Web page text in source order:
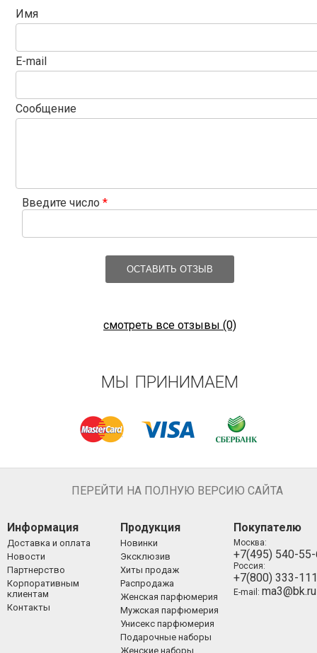
Имя
E-mail
Сообщение
ОСТАВИТЬ ОТЗЫВ
смотреть все отзывы (0)
МЫ ПРИНИМАЕМ
ПЕРЕЙТИ НА ПОЛНУЮ ВЕРСИЮ САЙТА
Информация
Доставка и оплата
Новости
Партнерство
Корпоративным
клиентам
Контакты
Продукция
Новинки
Эксклюзив
Хиты продаж
Распродажа
Женская парфюмерия
Мужская парфюмерия
Унисекс парфюмерия
Подарочные наборы
Женские наборы
Покупателю
Москва:
+7(495) 540-
Россия:
+7(800) 333-
E-mail: ma3@bk.ru